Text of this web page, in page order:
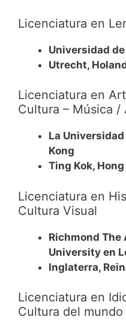
Licenciatura en
Universidad
Utrecht,
Licenciatura en
Cultura – Música /
La
Kong
Ting Kok,
Licenciatura en
Cultura Visual
Richmond
University en
Inglaterra,
Licenciatura en
Cultura del mundo